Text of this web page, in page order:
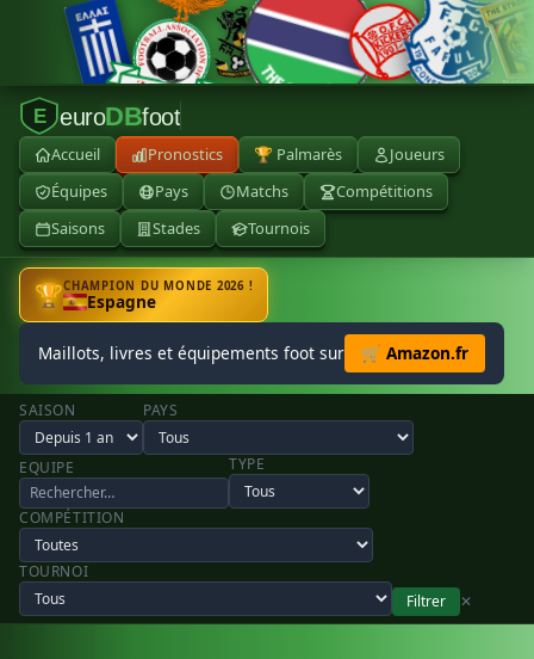
E euroDBfoot
Accueil Pronostics 🏆 Palmarès
Joueurs
Équipes
Pays Matchs
Compétitions
Saisons
Stades Tournois
🏆CHAMPION DU MONDE 2026 !
Espagne
Maillots, livres et équipements foot sur 🛒 Amazon.fr
SAISON PAYS
EQUIPE TYPE
COMPÉTITION
TOURNOI
Filtrer
✕